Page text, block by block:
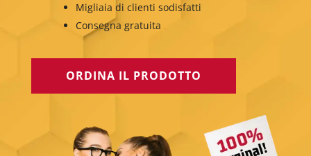
Migliaia di clienti sodisfatti
Consegna gratuita
ORDINA IL PRODOTTO